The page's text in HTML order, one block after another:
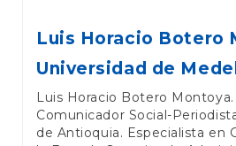
Luis Horacio Botero
Universidad de
Luis Horacio Botero Montoya.
Comunicador Social-
de Antioquia. Especialista en